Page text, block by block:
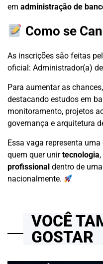
em administração de
Como se
As inscrições são feitas
oficial: Administrador(a)
Para aumentar as
destacando estudos em
monitoramento, projetos
governança e arquitetura
Essa vaga representa
quem quer unirtecnologia,
profissional dentro de
nacionalmente.
VOCÊ
GOSTAR